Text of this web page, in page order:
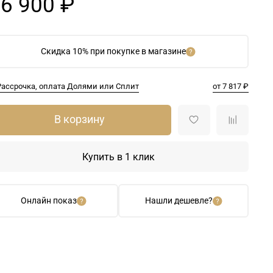
Скидка 10% при покупке в магазине
оплата Долями или Сплит от 7 817 ₽
900 ₽
Онлайн показ Нашли дешевле?
В корзину
Купить в 1 клик